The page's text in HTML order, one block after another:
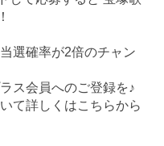
選確率が2倍のチャン
ス会員へのご登録を♪
て詳しくはこちらから